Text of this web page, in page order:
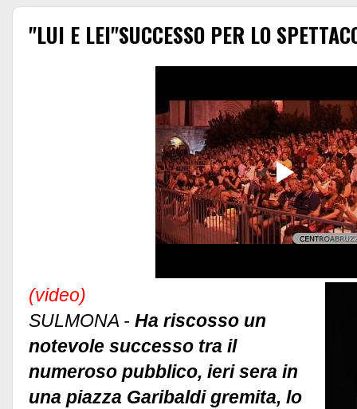
"LUI E LEI"SUCCESSO PER LO
(video)
SULMONA - Ha riscosso un
notevole successo tra il
numeroso pubblico, ieri sera in
una piazza Garibaldi gremita, lo